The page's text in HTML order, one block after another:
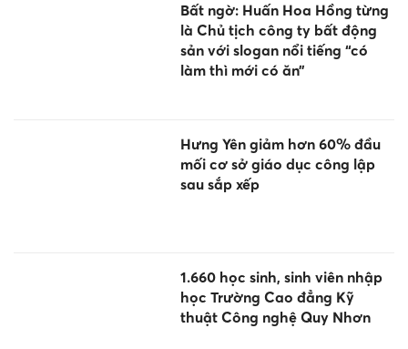
Bất ngờ: Huấn Hoa Hồng từng
là Chủ tịch công ty bất động
sản với slogan nổi tiếng “có
làm thì mới có ăn”
Hưng Yên giảm hơn 60% đầu
mối cơ sở giáo dục công lập
sau sắp xếp
1.660 học sinh, sinh viên nhập
học Trường Cao đẳng Kỹ
thuật Công nghệ Quy Nhơn